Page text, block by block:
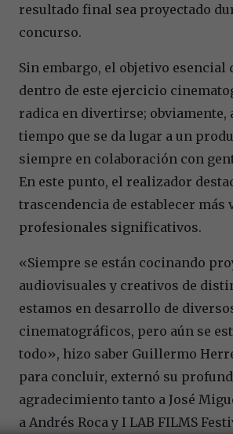
resultado final sea proyectado
concurso.
Sin embargo, el objetivo esencial
dentro de este ejercicio
radica en divertirse; obviamente,
tiempo que se da lugar a un
siempre en colaboración con
En este punto, el realizador
trascendencia de establecer más
profesionales significativos.
«Siempre se están cocinando
audiovisuales y creativos de
estamos en desarrollo de
cinematográficos, pero aún se
todo», hizo saber Guillermo
para concluir, externó su
agradecimiento tanto a José
a Andrés Roca y I LAB FILMS